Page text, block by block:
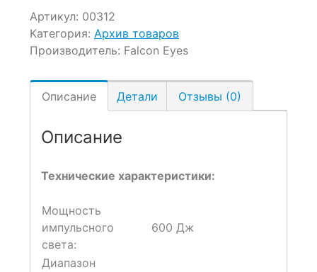
Артикул: 00312
Категория: Архив товаров
Производитель: Falcon Eyes
Описание Детали Отзывы (0)
Описание
Технические характеристики:
Мощность
импульсного
света:
600 Дж
Диапазон